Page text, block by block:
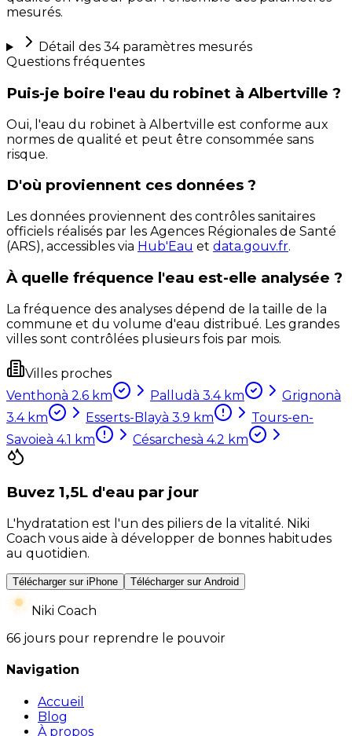
mesurés.
Détail des 34paramètres mesurés
Questions fréquentes
Puis-je boire l'eau du robinet à Albertville ?
Oui, l'eau du robinet à Albertville est conforme aux
normes de qualité et peut être consommée sans
risque.
D'où proviennent ces données ?
Les données proviennent des contrôles sanitaires
officiels réalisés par les Agences Régionales de Santé
(ARS), accessibles via Hub'Eau et data.gouv.fr.
À quelle fréquence l'eau est-elle analysée ?
La fréquence des analyses dépend de la taille de la
commune et du volume d'eau distribué. Les grandes
villes sont contrôlées plusieurs fois par mois.
Villes proches
Venthonà 2.6 km Palludà 3.4km Grignonà
3.4km Esserts-Blayà 3.9 km
Tours-en-
Savoieà 4.1 km Césarchesà 4.2 km
Buvez 1,5L d'eau par jour
L'hydratation est l'un des piliers de la vitalité. Niki
Coach vous aide à développer de bonnes habitudes
au quotidien.
Télécharger sur iPhone Télécharger sur Android
Niki Coach
66 jours pour reprendre le pouvoir
Navigation
Accueil
Blog
À propos